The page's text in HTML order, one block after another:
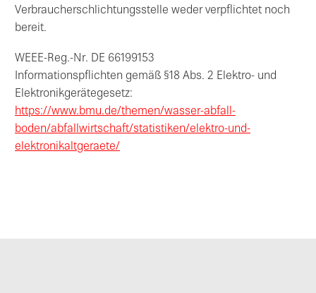
Verbraucherschlichtungsstelle weder verpflichtet noch
bereit.
WEEE-Reg.-Nr. DE 66199153
Informationspflichten gemäß §18 Abs. 2 Elektro- und
Elektronikgerätegesetz:
https://www.bmu.de/themen/wasser-abfall-
boden/abfallwirtschaft/statistiken/elektro-und-
elektronikaltgeraete/